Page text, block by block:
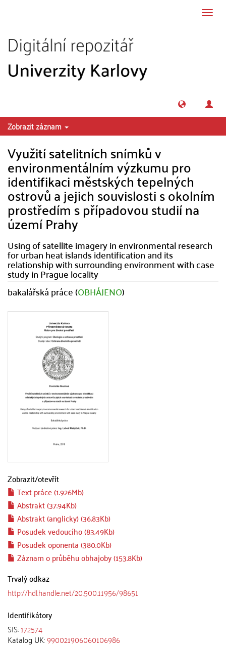
Zobrazit záznam
Využití satelitních snímků v
environmentálním výzkumu pro
identifikaci městských tepelných
ostrovů a jejich souvislosti s okolním
prostředím s případovou studií na
území Prahy
Using of satellite imagery in environmental research
for urban heat islands identification and its
relationship with surrounding environment with case
study in Prague locality
bakalářská práce (OBHÁJENO)
Zobrazit/otevřít
Text práce (1.926Mb)
Abstrakt (37.94Kb)
Abstrakt (anglicky) (36.83Kb)
Posudek vedoucího (83.49Kb)
Posudek oponenta (380.0Kb)
Záznam o průběhu obhajoby (153.8Kb)
Trvalý odkaz
http://hdl.handle.net/20.500.11956/98651
Identifikátory
SIS:172574
Katalog UK:990021906060106986